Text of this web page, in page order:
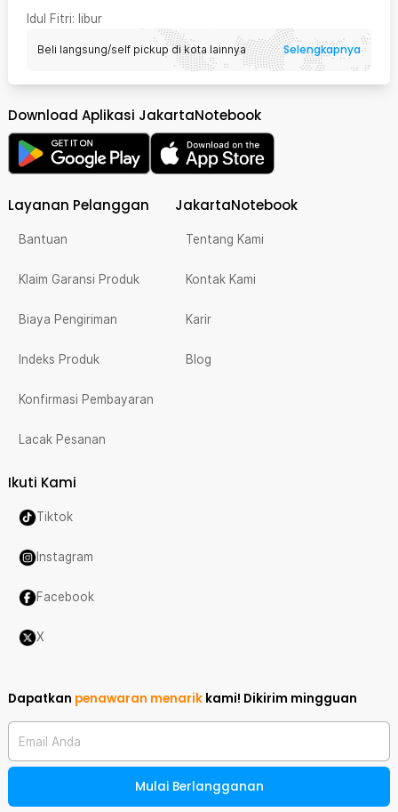
Idul Fitri: libur
Beli langsung/self pickup di kota lainnya Selengkapnya
Download Aplikasi JakartaNotebook
Layanan Pelanggan
Bantuan
Klaim Garansi Produk
Biaya Pengiriman
Indeks Produk
Konfirmasi Pembayaran
Lacak Pesanan
JakartaNotebook
Tentang Kami
Kontak Kami
Karir
Blog
Ikuti Kami
Tiktok
Instagram
Facebook
X
Dapatkan penawaran menarik kami! Dikirim mingguan
Email Anda
Mulai Berlangganan